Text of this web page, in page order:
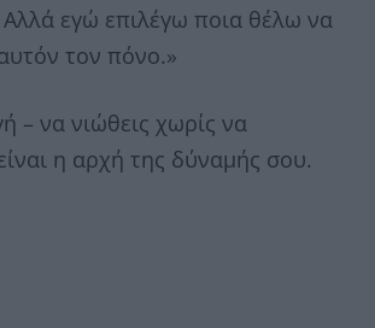
Αλλά εγώ επιλέγω ποια θέλω να
τον πόνο.»
– να νιώθεις χωρίς να
η αρχή της δύναμής σου.